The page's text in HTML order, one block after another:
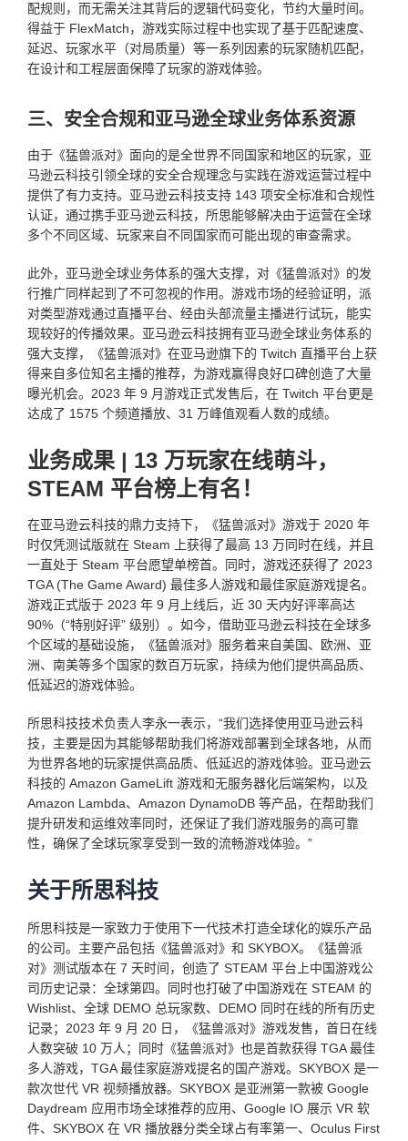
配规则，而无需关注其背后的逻辑代码变化，节约大量时间。
得益于 FlexMatch，游戏实际过程中也实现了基于匹配速度、
延迟、玩家水平（对局质量）等一系列因素的玩家随机匹配，
在设计和工程层面保障了玩家的游戏体验。
三、安全合规和亚马逊全球业务体系资源
由于《猛兽派对》面向的是全世界不同国家和地区的玩家，亚
马逊云科技引领全球的安全合规理念与实践在游戏运营过程中
提供了有力支持。亚马逊云科技支持 143 项安全标准和合规性
认证，通过携手亚马逊云科技，所思能够解决由于运营在全球
多个不同区域、玩家来自不同国家而可能出现的审查需求。
此外，亚马逊全球业务体系的强大支撑，对《猛兽派对》的发
行推广同样起到了不可忽视的作用。游戏市场的经验证明，派
对类型游戏通过直播平台、经由头部流量主播进行试玩，能实
现较好的传播效果。亚马逊云科技拥有亚马逊全球业务体系的
强大支撑，《猛兽派对》在亚马逊旗下的 Twitch 直播平台上获
得来自多位知名主播的推荐，为游戏赢得良好口碑创造了大量
曝光机会。2023 年 9 月游戏正式发售后，在 Twitch 平台更是
达成了 1575 个频道播放、31 万峰值观看人数的成绩。
业务成果 | 13 万玩家在线萌斗，
STEAM 平台榜上有名！
在亚马逊云科技的鼎力支持下，《猛兽派对》游戏于 2020 年
时仅凭测试版就在 Steam 上获得了最高 13 万同时在线，并且
一直处于 Steam 平台愿望单榜首。同时，游戏还获得了 2023
TGA (The Game Award) 最佳多人游戏和最佳家庭游戏提名。
游戏正式版于 2023 年 9 月上线后，近 30 天内好评率高达
90%（“特别好评” 级别）。如今，借助亚马逊云科技在全球多
个区域的基础设施，《猛兽派对》服务着来自美国、欧洲、亚
洲、南美等多个国家的数百万玩家，持续为他们提供高品质、
低延迟的游戏体验。
所思科技技术负责人李永一表示，“我们选择使用亚马逊云科
技，主要是因为其能够帮助我们将游戏部署到全球各地，从而
为世界各地的玩家提供高品质、低延迟的游戏体验。亚马逊云
科技的 Amazon GameLift 游戏和无服务器化后端架构，以及
Amazon Lambda、Amazon DynamoDB 等产品，在帮助我们
提升研发和运维效率同时，还保证了我们游戏服务的高可靠
性，确保了全球玩家享受到一致的流畅游戏体验。”
关于所思科技
所思科技是一家致力于使用下一代技术打造全球化的娱乐产品
的公司。主要产品包括《猛兽派对》和 SKYBOX。《猛兽派
对》测试版本在 7 天时间，创造了 STEAM 平台上中国游戏公
司历史记录：全球第四。同时也打破了中国游戏在 STEAM 的
Wishlist、全球 DEMO 总玩家数、DEMO 同时在线的所有历史
记录；2023 年 9 月 20 日，《猛兽派对》游戏发售，首日在线
人数突破 10 万人；同时《猛兽派对》也是首款获得 TGA 最佳
多人游戏，TGA 最佳家庭游戏提名的国产游戏。SKYBOX 是一
款次世代 VR 视频播放器。SKYBOX 是亚洲第一款被 Google
Daydream 应用市场全球推荐的应用、Google IO 展示 VR 软
件、SKYBOX 在 VR 播放器分类全球占有率第一、Oculus First